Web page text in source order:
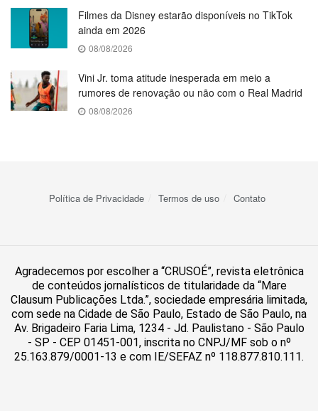
Filmes da Disney estarão disponíveis no TikTok
ainda em 2026
08/08/2026
Vini Jr. toma atitude inesperada em meio a
rumores de renovação ou não com o Real Madrid
08/08/2026
Política de Privacidade Termos de uso Contato
Agradecemos por escolher a “CRUSOÉ”, revista eletrônica
de conteúdos jornalísticos de titularidade da “Mare
Clausum Publicações Ltda.”, sociedade empresária limitada,
com sede na Cidade de São Paulo, Estado de São Paulo, na
Av. Brigadeiro Faria Lima, 1234 - Jd. Paulistano - São Paulo
- SP - CEP 01451-001, inscrita no CNPJ/MF sob o nº
25.163.879/0001-13 e com IE/SEFAZ nº 118.877.810.111.